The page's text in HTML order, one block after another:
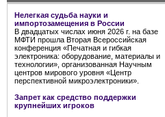
Нелегкая судьба науки и
импортозамещения в России
В двадцатых числах июня 2026 г. на базе
МФТИ прошла Вторая Всероссийская
конференция «Печатная и гибкая
электроника: оборудование, материалы и
технологии», организованная Научным
центров мирового уровня «Центр
перспективной микроэлектроники».
Запрет как средство поддержки
крупнейших игроков